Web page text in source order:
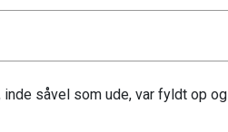
såvel som ude, var fyldt op og